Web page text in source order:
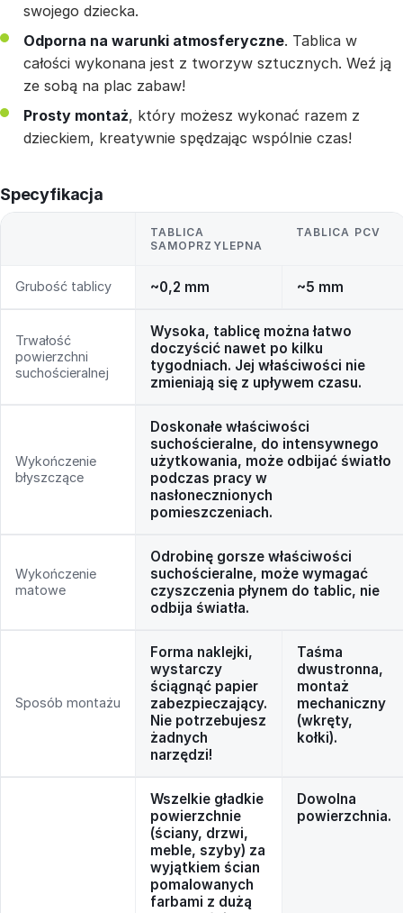
swojego dziecka.
Odporna na warunki atmosferyczne. Tablica w
całości wykonana jest z tworzyw sztucznych. Weź ją
ze sobą na plac zabaw!
Prosty montaż, który możesz wykonać razem z
dzieckiem, kreatywnie spędzając wspólnie czas!
Specyfikacja
TABLICA
SAMOPRZYLEPNA
TABLICA PCV
Grubość tablicy ~0,2 mm ~5 mm
Trwałość
powierzchni
suchościeralnej
Wysoka, tablicę można łatwo
doczyścić nawet po kilku
tygodniach. Jej właściwości nie
zmieniają się z upływem czasu.
Wykończenie
błyszczące
Doskonałe właściwości
suchościeralne, do intensywnego
użytkowania, może odbijać światło
podczas pracy w
nasłonecznionych
pomieszczeniach.
Wykończenie
matowe
Odrobinę gorsze właściwości
suchościeralne, może wymagać
czyszczenia płynem do tablic, nie
odbija światła.
Sposób montażu
Forma naklejki,
wystarczy
ściągnąć papier
zabezpieczający.
Nie potrzebujesz
żadnych
narzędzi!
Taśma
dwustronna,
montaż
mechaniczny
(wkręty,
kołki).
Wszelkie gładkie
powierzchnie
(ściany, drzwi,
meble, szyby) za
wyjątkiem ścian
pomalowanych
farbami z dużą
Dowolna
powierzchnia.